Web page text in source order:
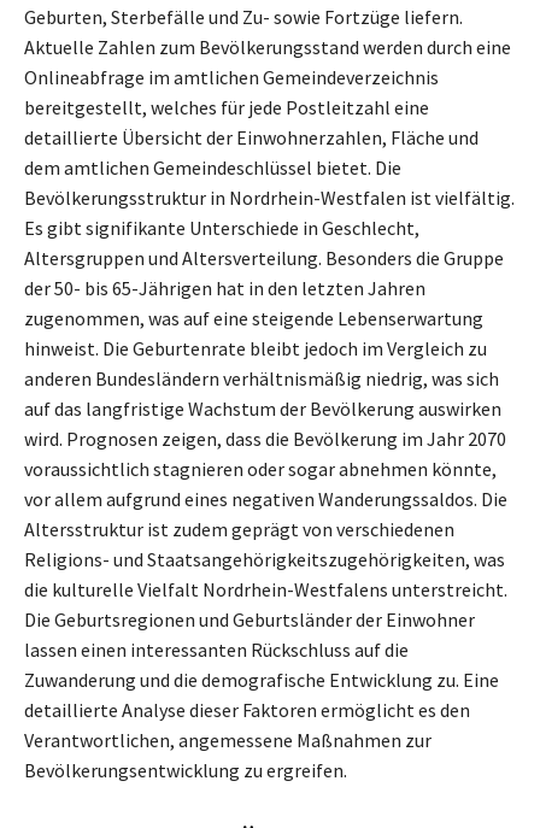
Geburten, Sterbefälle und Zu- sowie Fortzüge liefern.
Aktuelle Zahlen zum Bevölkerungsstand werden durch eine
Onlineabfrage im amtlichen Gemeindeverzeichnis
bereitgestellt, welches für jede Postleitzahl eine
detaillierte Übersicht der Einwohnerzahlen, Fläche und
dem amtlichen Gemeindeschlüssel bietet. Die
Bevölkerungsstruktur in Nordrhein-Westfalen ist vielfältig.
Es gibt signifikante Unterschiede in Geschlecht,
Altersgruppen und Altersverteilung. Besonders die Gruppe
der 50- bis 65-Jährigen hat in den letzten Jahren
zugenommen, was auf eine steigende Lebenserwartung
hinweist. Die Geburtenrate bleibt jedoch im Vergleich zu
anderen Bundesländern verhältnismäßig niedrig, was sich
auf das langfristige Wachstum der Bevölkerung auswirken
wird. Prognosen zeigen, dass die Bevölkerung im Jahr 2070
voraussichtlich stagnieren oder sogar abnehmen könnte,
vor allem aufgrund eines negativen Wanderungssaldos. Die
Altersstruktur ist zudem geprägt von verschiedenen
Religions- und Staatsangehörigkeitszugehörigkeiten, was
die kulturelle Vielfalt Nordrhein-Westfalens unterstreicht.
Die Geburtsregionen und Geburtsländer der Einwohner
lassen einen interessanten Rückschluss auf die
Zuwanderung und die demografische Entwicklung zu. Eine
detaillierte Analyse dieser Faktoren ermöglicht es den
Verantwortlichen, angemessene Maßnahmen zur
Bevölkerungsentwicklung zu ergreifen.